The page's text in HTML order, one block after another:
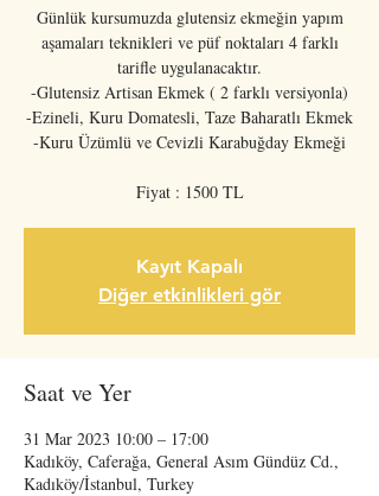
Günlük kursumuzda glutensiz ekmeğin yapım
aşamaları teknikleri ve püf noktaları 4 farklı
tarifle uygulanacaktır.
-Glutensiz Artisan Ekmek ( 2 farklı versiyonla)
-Ezineli, Kuru Domatesli, Taze Baharatlı Ekmek
-Kuru Üzümlü ve Cevizli Karabuğday Ekmeği
Fiyat : 1500 TL
Kayıt Kapalı
Diğer etkinlikleri gör
Saat ve Yer
31 Mar 2023 10:00 – 17:00
Kadıköy, Caferağa, General Asım Gündüz Cd.,
Kadıköy/İstanbul, Turkey